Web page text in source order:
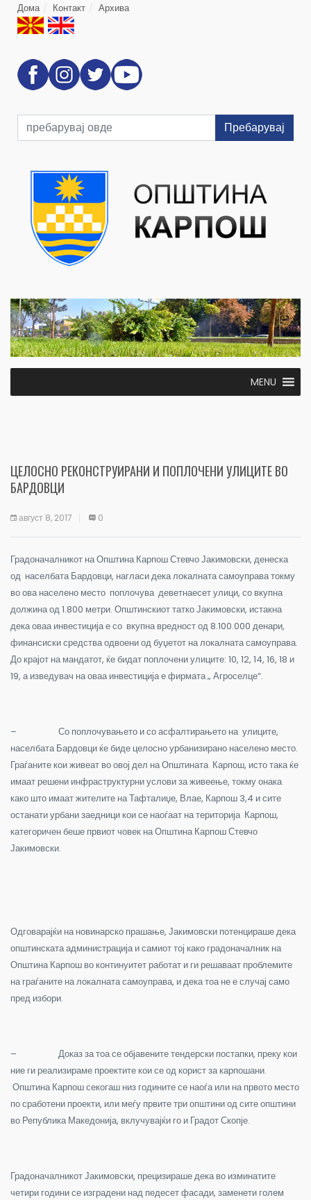
Дома Контакт Архива
Пребарувај
MENU
ЦЕЛОСНО РЕКОНСТРУИРАНИ И ПОПЛОЧЕНИ УЛИЦИТЕ ВО
БАРДОВЦИ
август 8, 2017 0
Градоначалникот на Општина Карпош Стевчо Јакимовски, денеска
од населбата Бардовци, нагласи дека локалната самоуправа токму
во ова населено место поплочува деветнаесет улици, со вкупна
должина од 1.800 метри. Општинскиот татко Јакимовски, истакна
дека оваа инвестиција е со вкупна вредност од 8.100.000 денари,
финансиски средства одвоени од буџетот на локалната самоуправа.
До крајот на мандатот, ќе бидат поплочени улиците: 10, 12, 14, 16, 18 и
19, а изведувач на оваа инвестиција е фирмата „ Агроселце“.
– Со поплочувањето и со асфалтирањето на улиците,
населбата Бардовци ќе биде целосно урбанизирано населено место.
Граѓаните кои живеат во овој дел на Општината Карпош, исто така ќе
имаат решени инфраструктурни услови за живеење, токму онака
како што имаат жителите на Тафталиџе, Влае, Карпош 3,4 и сите
останати урбани заедници кои се наоѓаат на територија Карпош,
категоричен беше првиот човек на Општина Карпош Стевчо
Јакимовски.
Одговарајќи на новинарско прашање, Јакимовски потенцираше дека
општинската администрација и самиот тој како градоначалник на
Општина Карпош во континуитет работат и ги решаваат проблемите
на граѓаните на локалната самоуправа, и дека тоа не е случај само
пред избори.
– Доказ за тоа се објавените тендерски постапки, преку кои
ние ги реализираме проектите кои се од корист за карпошани.
Општина Карпош секогаш низ годините се наоѓа или на првото место
по сработени проекти, или меѓу првите три општини од сите општини
во Република Македонија, вклучувајќи го и Градот Скопје.
Градоначалникот Јакимовски, прецизираше дека во изминатите
четири години се изградени над педесет фасади, заменети голем